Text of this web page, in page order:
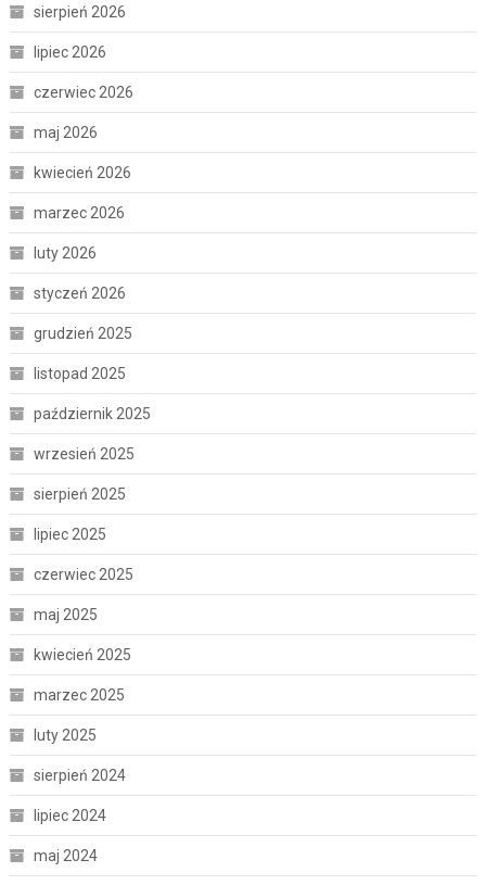
sierpień 2026
lipiec 2026
czerwiec 2026
maj 2026
kwiecień 2026
marzec 2026
luty 2026
styczeń 2026
grudzień 2025
listopad 2025
październik 2025
wrzesień 2025
sierpień 2025
lipiec 2025
czerwiec 2025
maj 2025
kwiecień 2025
marzec 2025
luty 2025
sierpień 2024
lipiec 2024
maj 2024